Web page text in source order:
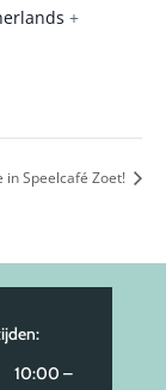
+
in Speelcafé Zoet!
10:00 –